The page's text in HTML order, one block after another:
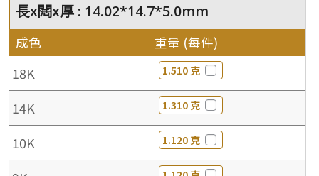
長x闊x厚 : 14.02*14.7*5.0mm
成色 重量 (每件)
18K 1.510 克
14K 1.310 克
10K 1.120 克